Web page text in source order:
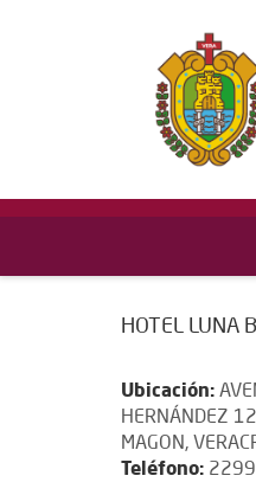
HOTEL LUNA
Ubicación:
HERNÁNDEZ
MAGON,
Teléfono: